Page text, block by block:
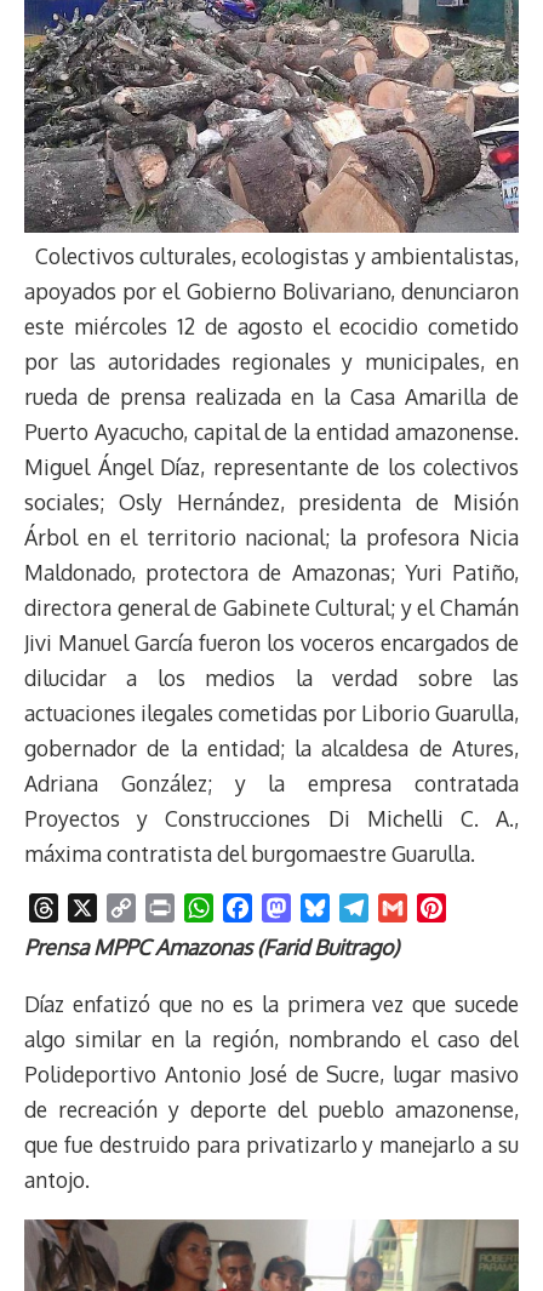
Colectivos culturales, ecologistas y ambientalistas,
apoyados por el Gobierno Bolivariano, denunciaron
este miércoles 12 de agosto el ecocidio cometido
por las autoridades regionales y municipales, en
rueda de prensa realizada en la Casa Amarilla de
Puerto Ayacucho, capital de la entidad amazonense.
Miguel Ángel Díaz, representante de los colectivos
sociales; Osly Hernández, presidenta de Misión
Árbol en el territorio nacional; la profesora Nicia
Maldonado, protectora de Amazonas; Yuri Patiño,
directora general de Gabinete Cultural; y el Chamán
Jivi Manuel García fueron los voceros encargados de
dilucidar a los medios la verdad sobre las
actuaciones ilegales cometidas por Liborio Guarulla,
gobernador de la entidad; la alcaldesa de Atures,
Adriana González; y la empresa contratada
Proyectos y Construcciones Di Michelli C. A.,
máxima contratista del burgomaestre Guarulla.
h
e
d
s
o
y
i
n
k
r
n
W
h
t
A
p
p
a
c
b
o
o
k
M
a
t
o
d
o
n
l
e
s
k
y
e
l
e
r
a
m
r
e
s
t
Prensa MPPC Amazonas (Farid Buitrago)
Díaz enfatizó que no es la primera vez que sucede
algo similar en la región, nombrando el caso del
Polideportivo Antonio José de Sucre, lugar masivo
de recreación y deporte del pueblo amazonense,
que fue destruido para privatizarlo y manejarlo a su
antojo.